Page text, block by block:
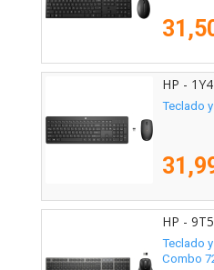
HP -
Teclado
HP -
Teclado
Combo